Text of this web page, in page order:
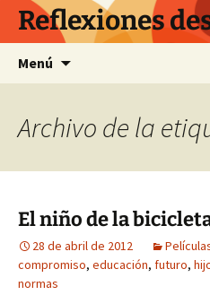
Saltar
contenido
Reflexiones
Menú
Archivo de la
El niño de la
28 de abril de 2012
compromiso, educación, futuro,
normas